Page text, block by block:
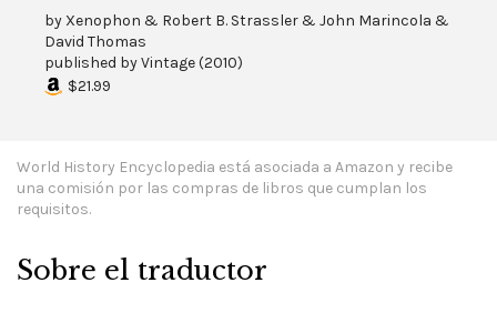
by Xenophon & Robert B. Strassler & John Marincola &
David Thomas
published byVintage(2010)
$21.99
World History Encyclopedia está asociada a Amazon y recibe
una comisión por las compras de libros que cumplan los
requisitos.
Sobre el traductor